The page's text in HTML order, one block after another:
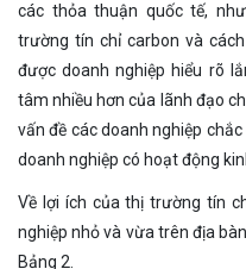
các thỏa thuận quốc tế,
trường tín chỉ carbon và
được doanh nghiệp hiểu rõ
tâm nhiều hơn của lãnh đạo
vấn đề các doanh nghiệp
doanh nghiệp có hoạt động
Về lợi ích của thị trường tín
nghiệp nhỏ và vừa trên địa
Bảng 2.